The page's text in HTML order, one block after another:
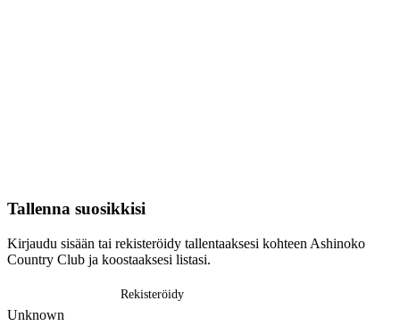
Tallenna suosikkisi
Kirjaudu sisään tai rekisteröidy tallentaaksesi kohteen Ashinoko
Country Club ja koostaaksesi listasi.
Rekisteröidy
Unknown